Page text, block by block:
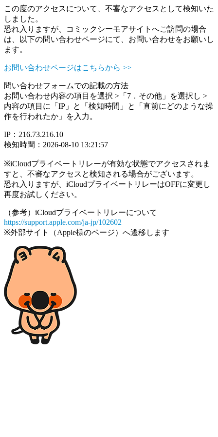
この度のアクセスについて、不審なアクセスとして検知いた
しました。
恐れ入りますが、コミックシーモアサイトへご訪問の場合
は、以下の問い合わせページにて、お問い合わせをお願いし
ます。
お問い合わせページはこちらから >>
問い合わせフォームでの記載の方法
お問い合わせ内容の項目を選択 >「7．その他」を選択し >
内容の項目に「IP」と「検知時間」と「直前にどのような操
作を行われたか」を入力。
IP：216.73.216.10
検知時間：2026-08-10 13:21:57
※iCloudプライベートリレーが有効な状態でアクセスされま
すと、不審なアクセスと検知される場合がございます。
恐れ入りますが、iCloudプライベートリレーはOFFに変更し
再度お試しください。
（参考）iCloudプライベートリレーについて
https://support.apple.com/ja-jp/102602
※外部サイト（Apple様のページ）へ遷移します